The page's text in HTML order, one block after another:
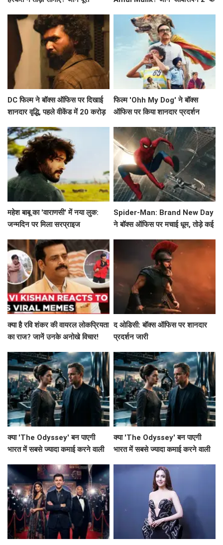
DC फिल्म ने बॉक्स ऑफिस पर दिखाई
शानदार वृद्धि, पहले वीकेंड में 20 करोड़
फिल्म 'Ohh My Dog' ने बॉक्स
ऑफिस पर किया शानदार प्रदर्शन
महेश बाबू का 'वाराणसी' में नया लुक:
जन्मदिन पर मिला सरप्राइज
Spider-Man: Brand New Day
ने बॉक्स ऑफिस पर मचाई धूम, तोड़े कई
क्या है रवि शंकर की वायरल लोकप्रियता
का राज? जानें उनके अनोखे विचार!
द ओडिसी: बॉक्स ऑफिस पर शानदार
प्रदर्शन जारी
क्या 'The Odyssey' बन पाएगी
भारत में सबसे ज्यादा कमाई करने वाली
क्या 'The Odyssey' बन पाएगी
भारत में सबसे ज्यादा कमाई करने वाली